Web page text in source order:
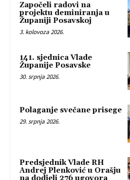
Započeli radovi na
projektu deminiranja u
Županiji Posavskoj
3. kolovoza 2026.
141. sjednica Vlade
Županije Posavske
30. srpnja 2026.
Polaganje svečane prisege
29. srpnja 2026.
Predsjednik Vlade RH
Andrej Plenković u Orašju